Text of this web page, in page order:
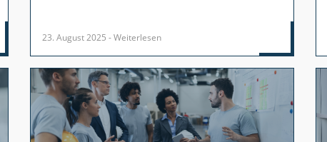
23. August 2025 - Weiterlesen